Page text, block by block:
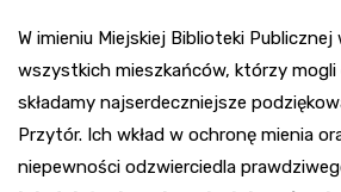
W imieniu Miejskiej Biblioteki
wszystkich mieszkańców, którzy mogli
składamy najserdeczniejsze
Przytór. Ich wkład w ochronę mienia
niepewności odzwierciedla